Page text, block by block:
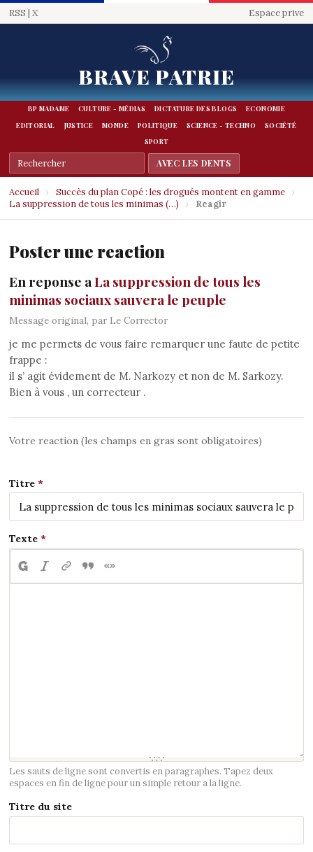
RSS | X Espace prive
BRAVE PATRIE
BP MADAME CULTURE - MÉDIAS DICTATURE DES BLOGS
ECONOMIE
EDITORIAL
JUSTICE MONDE POLITIQUE SCIENCE - TECHNO
SOCIÉTÉ
SPORT
Accueil › Succès du plan Copé : les drogués montent en gamme
›
La suppression de tous les minimas (…)
› Reagir
Poster une reaction
En reponse aLa suppression de tous les
minimas sociaux sauvera le peuple
Message original, par Le Corrector
je me permets de vous faire remarquer une faute de petite
frappe :
il s’ agit évidement de M. Narkozy et non de M. Sarkozy.
Bien à vous , un correcteur .
Votre reaction (les champs en gras sont obligatoires)
Titre
Texte
Les sauts de ligne sont convertis en paragraphes. Tapez deux
espaces en fin de ligne pour un simple retour a la ligne.
Titre du site